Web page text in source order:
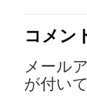
コメン
メール
が付い